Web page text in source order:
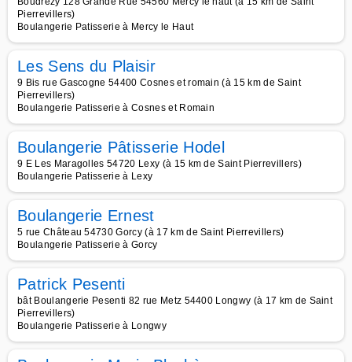
Pierrevillers)
Boulangerie Patisserie à Mercy le Haut
Les Sens du Plaisir
9 Bis rue Gascogne 54400 Cosnes et romain (à 15 km de Saint
Pierrevillers)
Boulangerie Patisserie à Cosnes et Romain
Boulangerie Pâtisserie Hodel
9 E Les Maragolles 54720 Lexy (à 15 km de Saint Pierrevillers)
Boulangerie Patisserie à Lexy
Boulangerie Ernest
5 rue Château 54730 Gorcy (à 17 km de Saint Pierrevillers)
Boulangerie Patisserie à Gorcy
Patrick Pesenti
bât Boulangerie Pesenti 82 rue Metz 54400 Longwy (à 17 km de Saint
Pierrevillers)
Boulangerie Patisserie à Longwy